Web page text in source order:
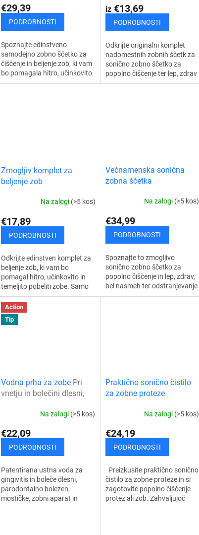
€29,39
PODROBNOSTI
Spoznajte edinstveno
samodejno zobno ščetko za
čiščenje in beljenje zob, ki vam
bo pomagala hitro, učinkovito
in temeljito očistiti in pobeliti
iz€13,69
PODROBNOSTI
Odkrijte originalni komplet
nadomestnih zobnih ščetk za
sonično zobno ščetko za
popolno čiščenje ter lep, zdrav
in bel nasmeh. Zobna ščetka
Zmogljiv komplet za
beljenje zob
Na zalogi (>5 kos)
€17,89
PODROBNOSTI
Odkrijte edinstven komplet za
beljenje zob, ki vam bo
pomagal hitro, učinkovito in
temeljito pobeliti zobe. Samo
10 minut na dan s to napravo
za beljenje zob in opazujte,
kako...
Večnamenska sonična
zobna ščetka
Na zalogi (>5 kos)
€34,99
PODROBNOSTI
Spoznajte to zmogljivo
sonično zobno ščetko za
popolno čiščenje in lep, zdrav,
bel nasmeh ter odstranjevanje
zobnega kamna. Sonična
Action
Tip
Vodna prha za zobe Pri
vnetju in bolečini dlesni,
Na zalogi (>5 kos)
€22,09
PODROBNOSTI
Patentirana ustna voda za
gingivitis in boleče dlesni,
parodontalno bolezen,
mostičke, zobni aparat in
čiščenje medzobnih prostorov
Praktično sonično čistilo
za zobne proteze
Na zalogi (>5 kos)
€24,19
PODROBNOSTI
Preizkusite praktično sonično
čistilo za zobne proteze in si
zagotovite popolno čiščenje
protez ali zob. Zahvaljujoč
edinstveni tehnologiji